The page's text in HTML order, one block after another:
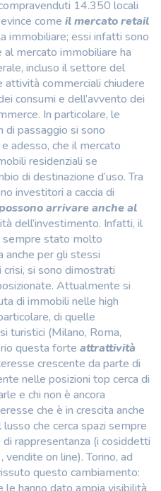
14.350 locali
come il mercato retail
immobiliare; essi infatti sono
mercato immobiliare ha
incluso il settore del
commerciali chiudere
consumi e dell’avvento dei
In particolare, le
di passaggio si sono
adesso, che il mercato
residenziali se
di destinazione d’uso. Tra
investitori a caccia di
arrivare anche al
dell’investimento. Infatti, il
stato molto
per gli stessi
si sono dimostrati
Attualmente si
di immobili nelle high
di quelle
turistici (Milano, Roma,
questa forte attrattività
crescente da parte di
nelle posizioni top cerca di
e chi non è ancora
che è in crescita anche
che cerca spazi sempre
rappresentanza (i cosiddetti
on line). Torino, ad
questo cambiamento: